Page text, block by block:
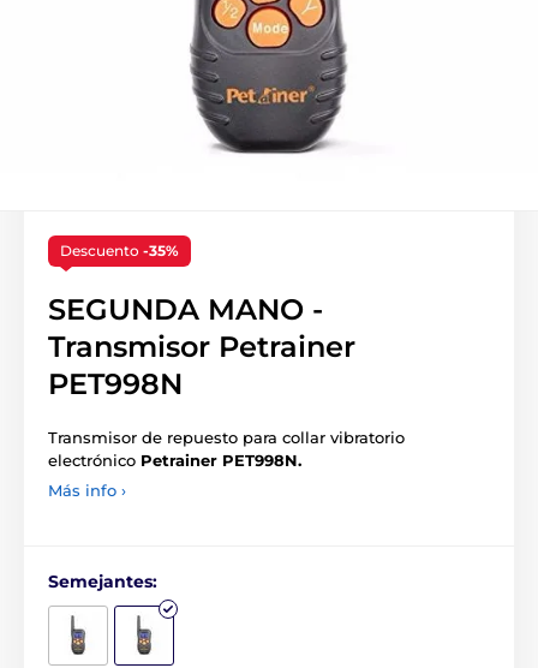
Descuento -35%
SEGUNDA MANO -
Transmisor Petrainer
PET998N
Transmisor de repuesto para collar vibratorio
electrónico Petrainer PET998N.
Más info ›
Semejantes: